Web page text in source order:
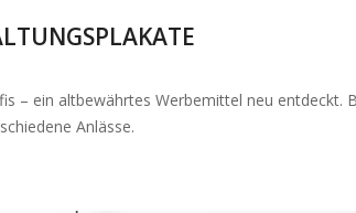
– ein altbewährtes Werbemittel neu entdeckt.
Anlässe.